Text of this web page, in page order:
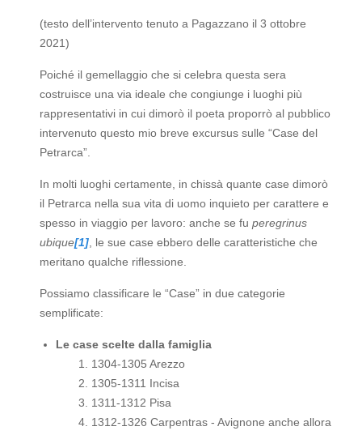
(testo dell’intervento tenuto a Pagazzano il 3 ottobre
2021)
Poiché il gemellaggio che si celebra questa sera
costruisce una via ideale che congiunge i luoghi più
rappresentativi in cui dimorò il poeta proporrò al pubblico
intervenuto questo mio breve excursus sulle “Case del
Petrarca”.
In molti luoghi certamente, in chissà quante case dimorò
il Petrarca nella sua vita di uomo inquieto per carattere e
spesso in viaggio per lavoro: anche se fu peregrinus
ubique[1] , le sue case ebbero delle caratteristiche che
meritano qualche riflessione.
Possiamo classificare le “Case” in due categorie
semplificate:
Le case scelte dalla famiglia
1304-1305 Arezzo
1305-1311 Incisa
1311-1312 Pisa
1312-1326 Carpentras - Avignone anche allora